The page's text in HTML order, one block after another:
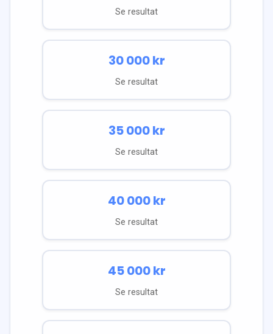
Se resultat
30 000kr
Se resultat
35 000kr
Se resultat
40 000kr
Se resultat
45 000kr
Se resultat